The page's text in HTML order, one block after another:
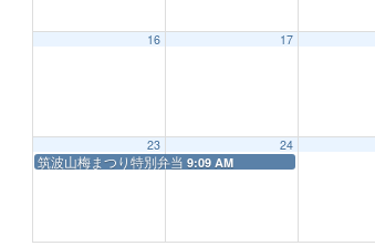
16 17
23
筑波山梅まつり特別弁当 9:09 AM
24
4:00 AM